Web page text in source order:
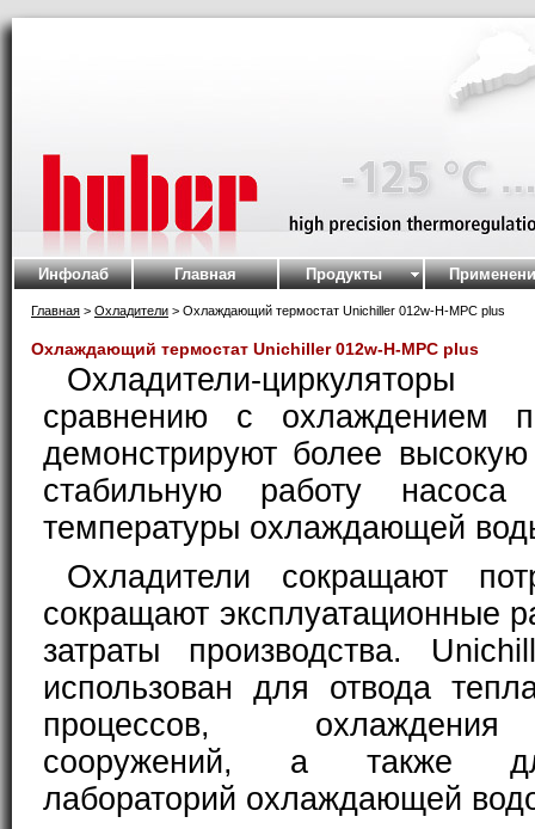
Инфолаб Главная Продукты
Главная > Охладители > Охлаждающий термостат Unichiller 012w-H-MPC plus
Охлаждающий термостат Unichiller 012w-H-MPC plus
Охладители-
сравнению с охлаждением
демонстрируют более
стабильную работу насоса
температуры охлаждающей
Охладители сокращают
сокращают эксплуатационные
затраты производства.
использован для отвода
процессов, охлаждения
сооружений, а также
лабораторий охлаждающей